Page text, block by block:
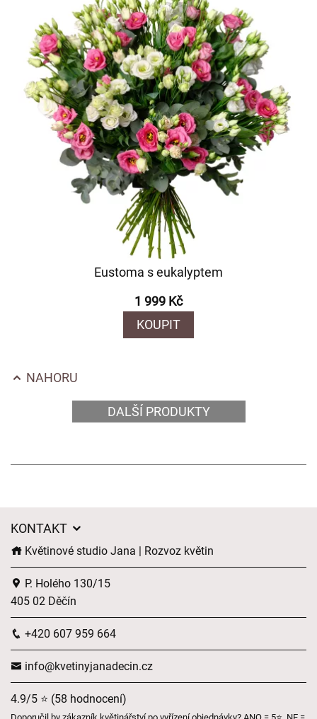
Eustoma s eukalyptem
1 999 Kč
KOUPIT
NAHORU
DALŠÍ PRODUKTY
KONTAKT
Květinové studio Jana | Rozvoz květin
P. Holého 130/15
405 02 Děčín
+420 607 959 664
info@kvetinyjanadecin.cz
4.9/5 ⭐ (58 hodnocení)